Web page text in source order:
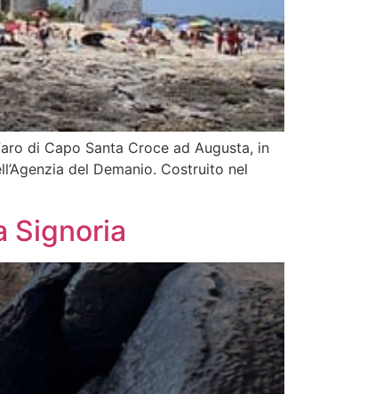
di Capo Santa Croce ad Augusta, in
del Demanio. Costruito nel
Signoria